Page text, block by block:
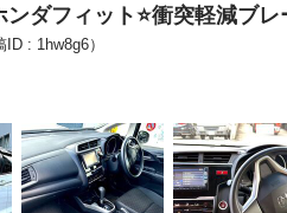
ダフィット⭐衝突軽減ブ
ID : 1hw8g6）